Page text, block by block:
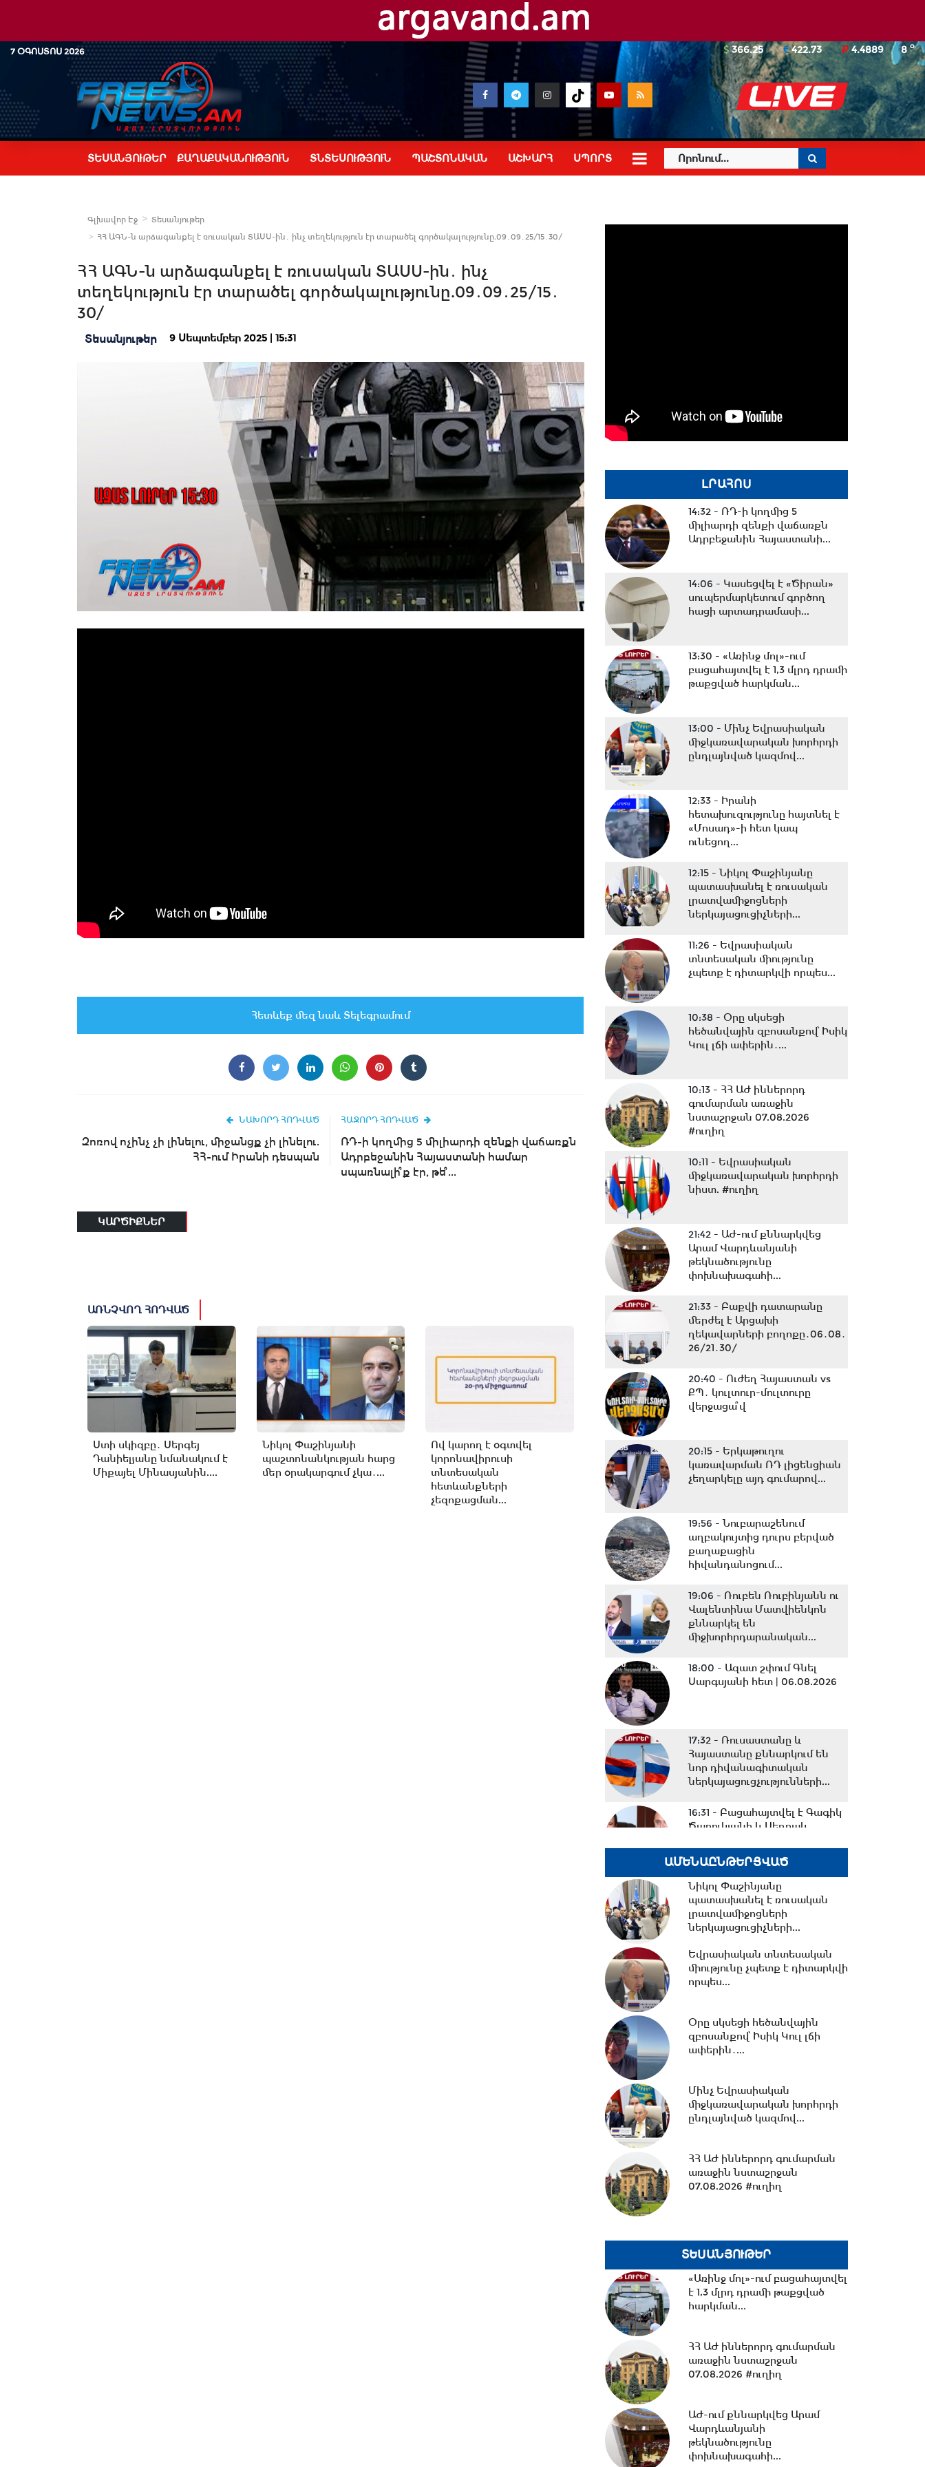
7 ՕԳՈՍՏՈՍ 2026 8o
366.25 422.73 4.4889
ՏԵՍԱՆՅՈՒԹԵՐ ՔԱՂԱՔԱԿԱՆՈՒԹՅՈՒՆ ՏՆՏԵՍՈՒԹՅՈՒՆ ՊԱՇՏՈՆԱԿԱՆ ԱՇԽԱՐՀ ՍՊՈՐՏ
Գլխավոր Էջ
Տեսանյութեր
ՀՀ ԱԳՆ-ն արձագանքել է ռուսական ՏԱՍՍ-ին․ ինչ տեղեկություն էր տարածել գործակալությունը.09․09․25/15․30/
ՀՀ ԱԳՆ-ն արձագանքել է ռուսական ՏԱՍՍ-ին․ ինչ
տեղեկություն էր տարածել գործակալությունը.09․09․25/15․
30/
Տեսանյութեր 9 Սեպտեմբեր 2025 | 15:31
Հետևեք մեզ նաև Տելեգրամում
ՆԱԽՈՐԴ ՀՈԴՎԱԾ
Զոռով ոչինչ չի լինելու, միջանցք չի լինելու.
ՀՀ-ում Իրանի դեսպան
ՀԱՋՈՐԴ ՀՈԴՎԱԾ
ՌԴ-ի կողմից 5 միլիարդի զենքի վաճառքն
Ադրբեջանին Հայաստանի համար
սպառնալի՞ք էր, թե՞...
ԿԱՐԾԻՔՆԵՐ
ԱՌՆՉՎՈՂ ՀՈԴՎԱԾ
Ստի սկիզբը․ Սերգեյ
Դանիելյանը նմանակում է
Միքայել Մինասյանին....
Նիկոլ Փաշինյանի
պաշտոնանկության հարց
մեր օրակարգում չկա․...
Ով կարող է օգտվել
կորոնավիրուսի
տնտեսական
հետևանքների
չեզոքացման...
ԼՐԱՀՈՍ
14:32 - ՌԴ-ի կողմից 5
միլիարդի զենքի վաճառքն
Ադրբեջանին Հայաստանի...
14:06 - Կասեցվել է «Ծիրան»
սուպերմարկետում գործող
հացի արտադրամասի...
13:30 - «Առինջ մոլ»-ում
բացահայտվել է 1,3 մլրդ դրամի
թաքցված հարկման...
13:00 - Մինչ Եվրասիական
միջկառավարական խորհրդի
ընդլայնված կազմով...
12:33 - Իրանի
հետախուզությունը հայտնել է
«Մոսադ»-ի հետ կապ
ունեցող...
12:15 -Նիկոլ Փաշինյանը
պատասխանել է ռուսական
լրատվամիջոցների
ներկայացուցիչների...
11:26 - Եվրասիական
տնտեսական միությունը
չպետք է դիտարկվի որպես...
10:38 - Օրը սկսեցի
հեծանվային զբոսանքով՝ Իսիկ
Կուլ լճի ափերին․...
10:13 - ՀՀ ԱԺ իններորդ
գումարման առաջին
նստաշրջան 07.08.2026
#ուղիղ
10:11 - Եվրասիական
միջկառավարական խորհրդի
նիստ. #ուղիղ
21:42 - ԱԺ-ում քննարկվեց
Արամ Վարդևանյանի
թեկնածությունը
փոխնախագահի...
21:33 - Բաքվի դատարանը
մերժել է Արցախի
ղեկավարների բողոքը․06․08․
26/21․30/
20:40 - Ուժեղ Հայաստան vs
ՔՊ․ կուլտուր-մուլտուրը
վերջացա՞վ
20:15 - Երկաթուղու
կառավարման ՌԴ լիցենցիան
չեղարկելը այդ գումարով...
19:56 -Նուբարաշենում
աղբակույտից դուրս բերված
քաղաքացին
հիվանդանոցում...
19:06 - Ռուբեն Ռուբինյանն ու
Վալենտինա Մատվիենկոն
քննարկել են
միջխորհրդարանական...
18:00 - Ազատ շփում Գնել
Սարգսյանի հետ | 06.08.2026
17:32 - Ռուսաստանը և
Հայաստանը քննարկում են
նոր դիվանագիտական
ներկայացուցչությունների...
16:31 - Բացահայտվել է Գագիկ
Ծառուկյանի և Սեդրակ
16:08 -Փոխարժեքներ և
տնտեսական լուրեր 07.08.2026
15:37 -ՌԴ-ի և Հայաստանի
միջև
ապրանքաշրջանառությունը
15:06 -ԵԱՏՄ-ում առկա
տարաձայնություններից
տուժում են բոլոր
14:56 -Ընդդիմությունը
ընտրակաշառքի միջոցով է
14:42 -Վարչապետի
որոշումներով՝ ԲՏԱ
14:23 -
Քրիստիննե
Գրիգորյանը վերանշանակվել
է արտաքին
հետախուզության...
մարզի երեք համայնք՝...
հարցը որոշելու վերաբերյալ...
13:27 -Շալվա Պապուաշվիլին
ԱՄԵՆԱԸՆԹԵՐՑՎԱԾ
Նիկոլ Փաշինյանը
պատասխանել է ռուսական
լրատվամիջոցների
ներկայացուցիչների...
Եվրասիական տնտեսական
միությունը չպետք է դիտարկվի
որպես...
Օրը սկսեցի հեծանվային
զբոսանքով՝ Իսիկ Կուլ լճի
ափերին․...
Մինչ Եվրասիական
միջկառավարական խորհրդի
ընդլայնված կազմով...
ՀՀ ԱԺ իններորդ գումարման
առաջին նստաշրջան
07.08.2026 #ուղիղ
ՏԵՍԱՆՅՈՒԹԵՐ
«Առինջ մոլ»-ում բացահայտվել
է 1,3 մլրդ դրամի թաքցված
հարկման...
ՀՀ ԱԺ իններորդ գումարման
առաջին նստաշրջան
07.08.2026 #ուղիղ
ԱԺ-ում քննարկվեց Արամ
Վարդևանյանի
թեկնածությունը
փոխնախագահի...